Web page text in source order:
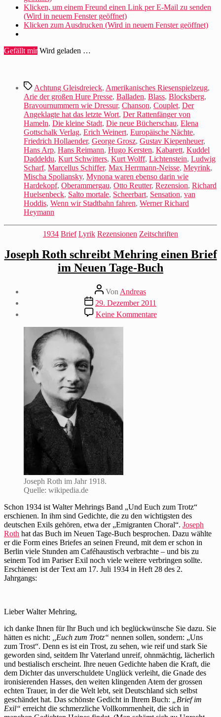
Klicken, um einem Freund einen Link per E-Mail zu senden
(Wird in neuem Fenster geöffnet)
Klicken zum Ausdrucken (Wird in neuem Fenster geöffnet)
Gefällt mir Wird geladen …
Schlagwörter
Achtung Gleisdreieck, Amerikanisches Riesenspielzeug,
Arie der großen Hure Presse, Balladen, Blass, Blocksberg,
Bravournummern wie Dressur, Chanson, Couplet, Der
Angeklagte hat das letzte Wort, Der Rattenfänger von
Hameln, Die kleine Stadt, Die neue Bücherschau, Elena
Gottschalk Verlag, Erich Weinert, Europäische Nächte,
Friedrich Hollaender, George Grosz, Gustav Kiepenheuer,
Hans Arp, Hans Reimann, Hugo Kersten, Kabarett, Kuddel
Daddeldu, Kurt Schwitters, Kurt Wolff, Lichtenstein, Ludwig
Scharf, Marcellus Schiffer, Max Herrmann-Neisse, Meyrink,
Mischa Spoliansky, Mynona waren ebenso darin wie
Hardekopf, Oberammergau, Otto Reutter, Rezension, Richard
Huelsenbeck, Salto mortale, Scheerbart, Sensation, van
Hoddis, Wenn wir Stadtbahn fahren, Werner Richard
Heymann
Kategorien
1934 Brief Lyrik Rezensionen Zeitschriften
Joseph Roth schreibt Mehring einen Brief
im Neuen Tage-Buch
Beitragsautor
Von Andreas
Beitragsdatum
29. Dezember 2011
Keine Kommentarezu
Joseph
Joseph Roth im Jahr 1918.
Quelle: wikipedia.de
Schon 1934 ist Walter Mehrings Band „Und Euch zum Trotz“
erschienen. In ihm sind Gedichte, die zu den wichtigsten des
deutschen Exils gehören, etwa der „Emigranten Choral“. Joseph
Roth hat das Buch im Neuen Tage-Buch besprochen. Dazu wählte
er die Form eines Briefes an seinen Freund, mit dem er schon in
Berlin viele Stunden am Caféhaustisch verbrachte – und bis zu
seinem Tod im Pariser Exil noch viele weitere verbringen sollte.
Erschienen ist der Text am 17. Juli 1934 in Heft 28 des 2.
Jahrgangs:
Lieber Walter Mehring,
ich danke Ihnen für Ihr Buch und ich beglückwünsche Sie dazu. Sie
hätten es nicht:
,Euch zum Trotz“ nennen sollen, sondern: „Uns
zum Trost“. Denn es ist ein Trost, zu sehen, wie reif und stark Sie
geworden sind, seitdem Ihr Vaterland unreif, ohnmächtig, lächerlich
und bestialisch erscheint. Ihre neuen Gedichte haben die Kraft, die
dem Dichter das unverschuldete Unglück verleiht, die Gnade des
ironisierenden Hasses, den weiten klingenden Atem der grossen
echten Trauer, in der die Welt lebt, seit Deutschland sich selbst
geschändet hat. Das schönste Gedicht in Ihrem Buch:
Brief im
Exil“ erreicht die schmerzliche Vollkomrnenheit, die sich in